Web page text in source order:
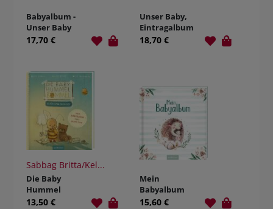
Babyalbum -
Unser Baby
17,70 €
Unser Baby,
Eintragalbum
18,70 €
Sabbag Britta/Kel...
Die Baby
Hummel
Bommel -
13,50 €
Mein
Babyalbum
15,60 €